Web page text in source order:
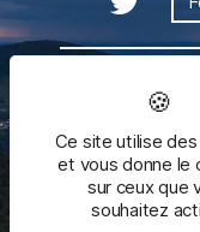
Lundi, mercredi et
Mardi, jeudi et
Ce site utilise
et vous donne le
sur ceux que
souhaitez